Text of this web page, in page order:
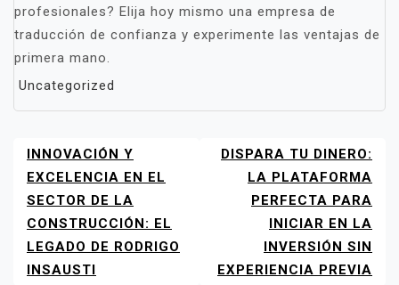
profesionales? Elija hoy mismo una empresa de
traducción de confianza y experimente las ventajas de
primera mano.
Uncategorized
NAVEGACIÓN
DE
ENTRADAS
INNOVACIÓN Y
EXCELENCIA EN EL
SECTOR DE LA
CONSTRUCCIÓN: EL
LEGADO DE RODRIGO
INSAUSTI
DISPARA TU DINERO:
LA PLATAFORMA
PERFECTA PARA
INICIAR EN LA
INVERSIÓN SIN
EXPERIENCIA PREVIA